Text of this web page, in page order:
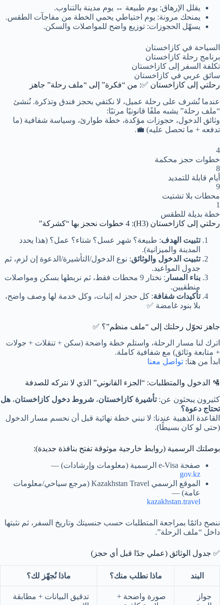
يقلل الإرهاق: يوم طبيعة ↔ يوم مدينة بالتناوب.
يمنحك مرونة: يوم احتياطي يحمي الخطة من مفاجآت الطقس.
يسهّل الحجوزات: توزيع واضح للمواصلات والسكن.
السياحة في كازاخستان
برنامج رحلة كازاخستان
تكلفة السفر إلى كازاخستان
سائق عربي في كازاخستان
رحلتي إلى كازاخستان ✅: من “فكرة” إلى “ملف رحلة” جاهز
عندما نُشرف على رحلة عميل، لا نكتفي بحجز فندق وتذكرة. نُنشئ
“ملف رحلة” يشبه ملفًا قانونيًا مرتبًا:
وثائق الدخول، حجوزات مؤكدة، خطة طوارئ، وسياسة شفافية (ما
تدفعه + ما تحصل عليه) 💼.
4
خطوات حجز محكمة
8
أيام قابلة للتمديد
9
محطات بلا تشتيت
1
خطة بديلة للطقس
رحلتي إلى كازاخستان (H3): 4 خطوات نحجز بها “كشركة”
تثبيت الهدف: طبيعة؟ شهر عسل؟ شتاء؟ عمل؟ (هذا يحدد
المدينة والميزانية).
تثبيت الدخول والوثائق: نوع الدخول/التأشيرة/الدعوة إن لزم، ثم
جدول المواعيد.
بناء المسار
: نختار 9 محطات فقط، ثم نربطها بسكن ومواصلات
منطقيين.
تأكيدات شفافة: كل حجز له إثبات، وكل خدمة لها وصف واضح،
بلا بنود غامضة ✅
جاهز تحوّل رحلتك إلى “ملف منظم”؟ ✅
اترك لنا مسار الرحلة، واستلم خطة واضحة (سكن + تنقلات + جولات
+ متابعة وثائق) مع شفافية كاملة.
ابدأ من هنا: تواصل معنا
🛂 الدخول والمتطلبات: “الجزء القانوني” الذي لا نتركه للصدفة
كثيرون يبحثون عن:تأشيرة كازاخستان، شروط دخول كازاخستان، هل
تحتاج دعوة؟
القاعدة الذهبية عندنا: لا نبني خطة نهائية قبل أن نحسم مسار الدخول
(حتى لو كان بسيطًا).
بوصلتك الرسمية (روابط خارجية موثوقة تفتح بنافذة جديدة):
صفحة e-Visa الرسمية (معلومات وإرشادات) —
gov.kz
الموقع الرسمي Kazakhstan Travel (مرجع سياحي/معلومات
عامة) —
kazakhstan.travel
ننصح دائمًا بمراجعة المتطلبات حسب جنسيتك وتاريخ السفر، ثم نثبتها
داخل “ملف الرحلة”.
✅ جدول الوثائق (عملي جدًا قبل أي حجز)
البند ماذا نطلب منك؟ ماذا نُجهّز لك؟
جواز
صورة واضحة +
تدقيق البيانات + مطابقة